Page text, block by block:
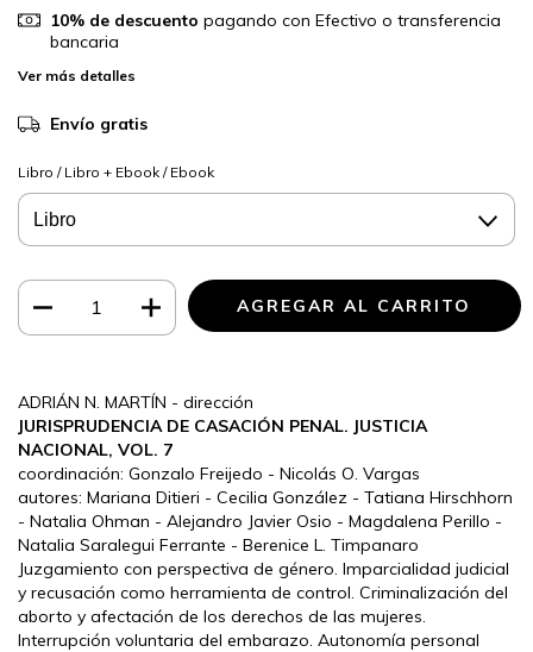
10% de descuento pagando con Efectivo o transferencia
bancaria
Ver más detalles
Envío gratis
Libro / Libro + Ebook / Ebook
ADRIÁN N. MARTÍN - dirección
JURISPRUDENCIA DE CASACIÓN PENAL. JUSTICIA
NACIONAL, VOL. 7
coordinación: Gonzalo Freijedo - Nicolás O. Vargas
autores: Mariana Ditieri - Cecilia González - Tatiana Hirschhorn
- Natalia Ohman - Alejandro Javier Osio - Magdalena Perillo -
Natalia Saralegui Ferrante - Berenice L. Timpanaro
Juzgamiento con perspectiva de género. Imparcialidad judicial
y recusación como herramienta de control. Criminalización del
aborto y afectación de los derechos de las mujeres.
Interrupción voluntaria del embarazo. Autonomía personal